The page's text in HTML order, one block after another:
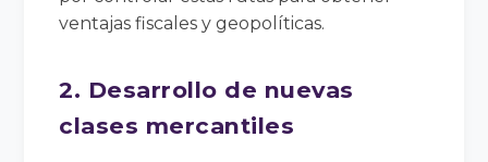
ventajas fiscales y geopolíticas.
2. Desarrollo de nuevas
clases mercantiles